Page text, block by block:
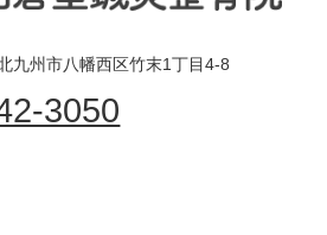
州市八幡西区竹末1丁目4-8
3050